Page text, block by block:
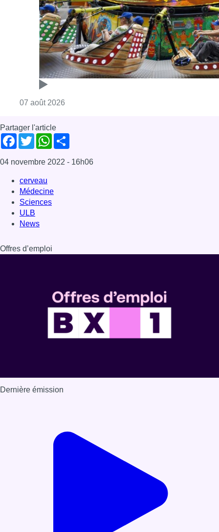
07 août 2026
Partager l'article
Facebook
TwitterWhatsApp
04 novembre 2022 - 16h06
cerveau
Médecine
Sciences
ULB
News
Offres d’emploi
Dernière émission